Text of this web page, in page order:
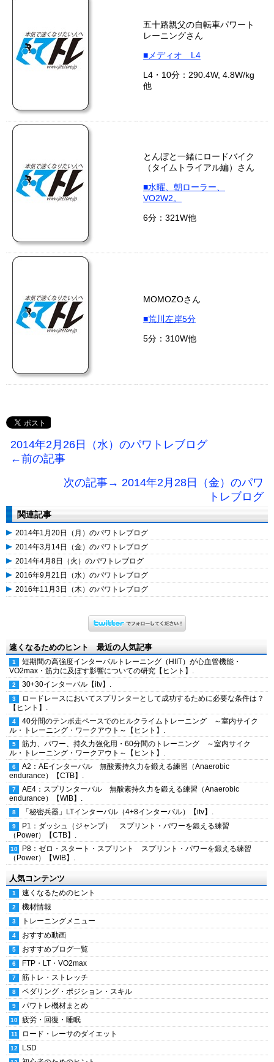
五十路親父の自転車パワート
レーニングさん
■メディオ L4
L4・10分：290.4W, 4.8W/kg
他
とんぼと一緒にロードバイク
（タイムトライアル編）さん
■水曜、朝ローラー、
VO2W2。
6分：321W他
MOMOZOさん
■荒川左岸5分
5分：310W他
2014年2月26日（水）のパワトレブログ
←前の記事
次の記事→ 2014年2月28日（金）のパワ
トレブログ
関連記事
2014年1月20日（月）のパワトレブログ
2014年3月14日（金）のパワトレブログ
2014年4月8日（火）のパワトレブログ
2016年9月21日（水）のパワトレブログ
2016年11月3日（木）のパワトレブログ
速くなるためのヒント 最近の人気記事
短期間の高強度インターバルトレーニング（HIIT）が心血管機能・
VO2max・筋力に及ぼす影響についての研究【ヒント】.
30+30インターバル【itv】.
ロードレースにおいてスプリンターとして成功するために必要な条件は？
【ヒント】.
40分間のテンポ走ペースでのヒルクライムトレーニング ～室内サイク
ル・トレーニング・ワークアウト～【ヒント】.
筋力、パワー、持久力強化用・60分間のトレーニング ～室内サイク
ル・トレーニング・ワークアウト～【ヒント】.
A2：AEインターバル 無酸素持久力を鍛える練習（Anaerobic
endurance）【CTB】.
AE4：スプリンターバル 無酸素持久力を鍛える練習（Anaerobic
endurance）【WIB】.
「秘密兵器」LTインターバル（4+8インターバル）【itv】.
P1：ダッシュ（ジャンプ） スプリント・パワーを鍛える練習
（Power）【CTB】.
P8：ゼロ・スタート・スプリント スプリント・パワーを鍛える練習
（Power）【WIB】.
人気コンテンツ
速くなるためのヒント
機材情報
トレーニングメニュー
おすすめ動画
おすすめブログ一覧
FTP・LT・VO2max
筋トレ・ストレッチ
ペダリング・ポジション・スキル
パワトレ機材まとめ
疲労・回復・睡眠
ロード・レーサのダイエット
LSD